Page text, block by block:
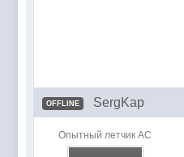
OFFLINE SergKap
Опытный летчик АС